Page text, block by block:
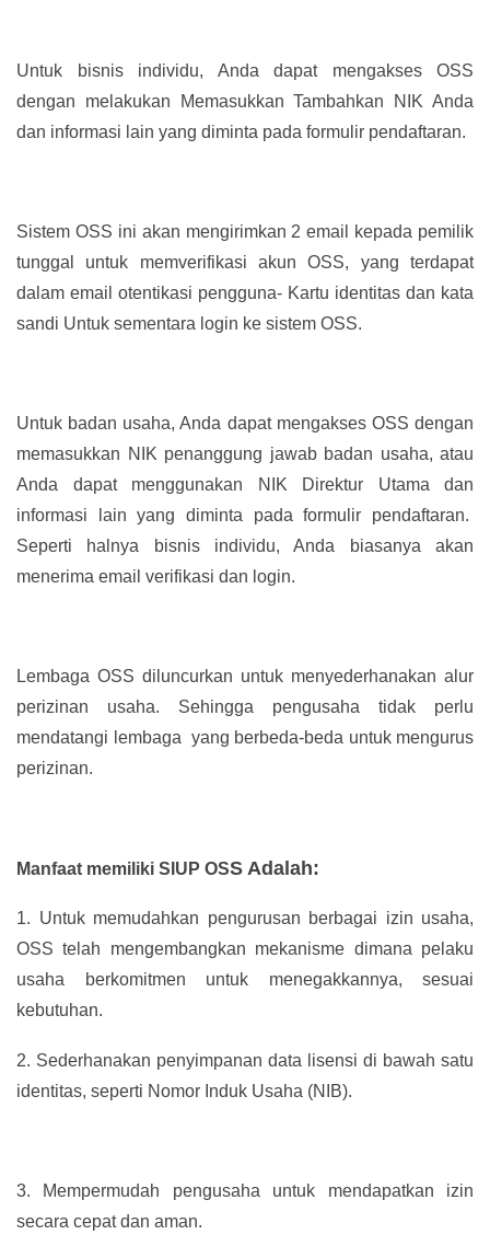
Untuk bisnis individu, Anda dapat mengakses OSS
dengan melakukan Memasukkan Tambahkan NIK Anda
dan informasi lain yang diminta pada formulir pendaftaran.
Sistem OSS ini akan mengirimkan 2 email kepada pemilik
tunggal untuk memverifikasi akun OSS, yang terdapat
dalam email otentikasi pengguna- Kartu identitas dan kata
sandi Untuk sementara login ke sistem OSS.
Untuk badan usaha, Anda dapat mengakses OSS dengan
memasukkan NIK penanggung jawab badan usaha, atau
Anda dapat menggunakan NIK Direktur Utama dan
informasi lain yang diminta pada formulir pendaftaran.
Seperti halnya bisnis individu, Anda biasanya akan
menerima email verifikasi dan login.
Lembaga OSS diluncurkan untuk menyederhanakan alur
perizinan usaha. Sehingga pengusaha tidak perlu
mendatangi lembaga yang berbeda-beda untuk mengurus
perizinan.
Manfaat memiliki SIUP OSS Adalah:
1. Untuk memudahkan pengurusan berbagai izin usaha,
OSS telah mengembangkan mekanisme dimana pelaku
usaha berkomitmen untuk menegakkannya, sesuai
kebutuhan.
2. Sederhanakan penyimpanan data lisensi di bawah satu
identitas, seperti Nomor Induk Usaha (NIB).
3.
Mempermudah pengusaha untuk mendapatkan izin
secara cepat dan aman.